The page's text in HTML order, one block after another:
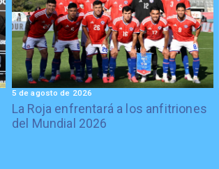
La Roja enfrentará a los anfitriones
del Mundial 2026
5 de agosto de 2026